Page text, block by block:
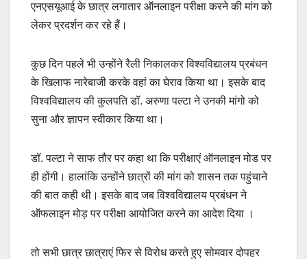
एनएसयूआई के छात्र लगातार ऑनलाइन परीक्षा करने की मांग को
लेकर प्रदर्शन कर रहे हैं।
कुछ दिन पहले भी उन्होंने रैली निकालकर विश्वविद्यालय प्रबंधन
के खिलाफ नारेबाजी करके वहां का घेराव किया था। इसके बाद
विश्वविद्यालय की कुलपति डॉ. अरुणा पल्टा ने उनकी मांगो को
सुना और ज्ञापन स्वीकार किया था।
डॉ. पल्टा ने साफ तौर पर कहा था कि परीक्षाएं ऑनलाइन मोड पर
ही होंगी। हालांकि उन्होंने छात्रों की मांग को शासन तक पहुंचाने
की बात कही थी। इसके बाद जब विश्वविद्यालय प्रबंधन ने
ऑफलाइन मोड़ पर परीक्षा आयोजित करने का आदेश दिया ।
तो सभी छात्र छात्राएं फिर से विरोध करते हुए सोमवार दोपहर